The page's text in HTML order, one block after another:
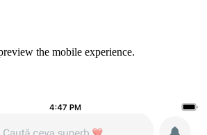
the mobile experience.